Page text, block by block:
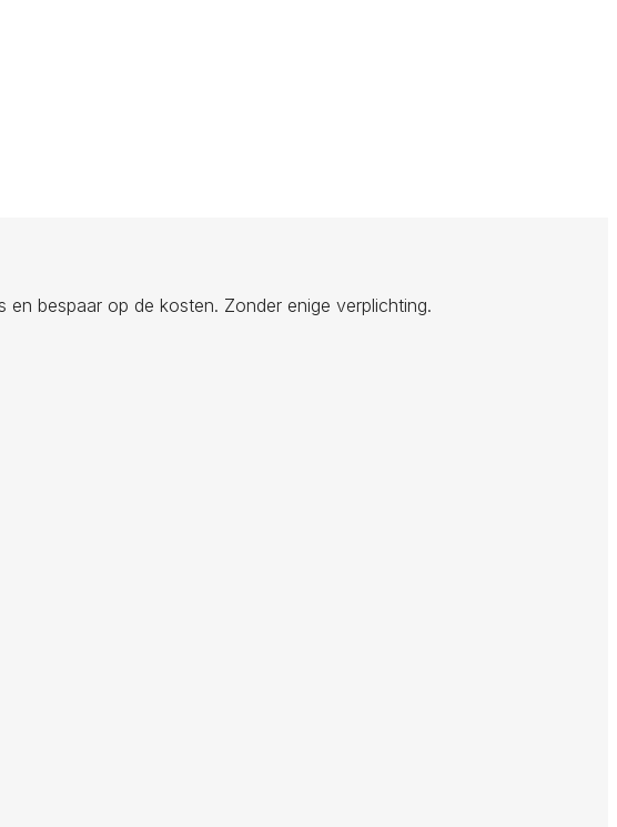
en bespaar op de kosten. Zonder enige verplichting.